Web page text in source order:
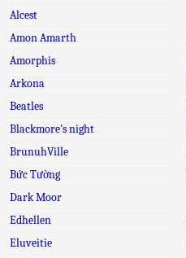
Alcest
Amon Amarth
Amorphis
Arkona
Beatles
Blackmore's night
BrunuhVille
Bức Tường
Dark Moor
Edhellen
Eluveitie